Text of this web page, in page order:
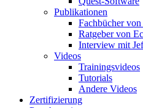
Publikationen
Fachbücher
Ratgeber von
Interview mit
Videos
Trainingsvideos
Tutorials
Andere Videos
Zertifizierung